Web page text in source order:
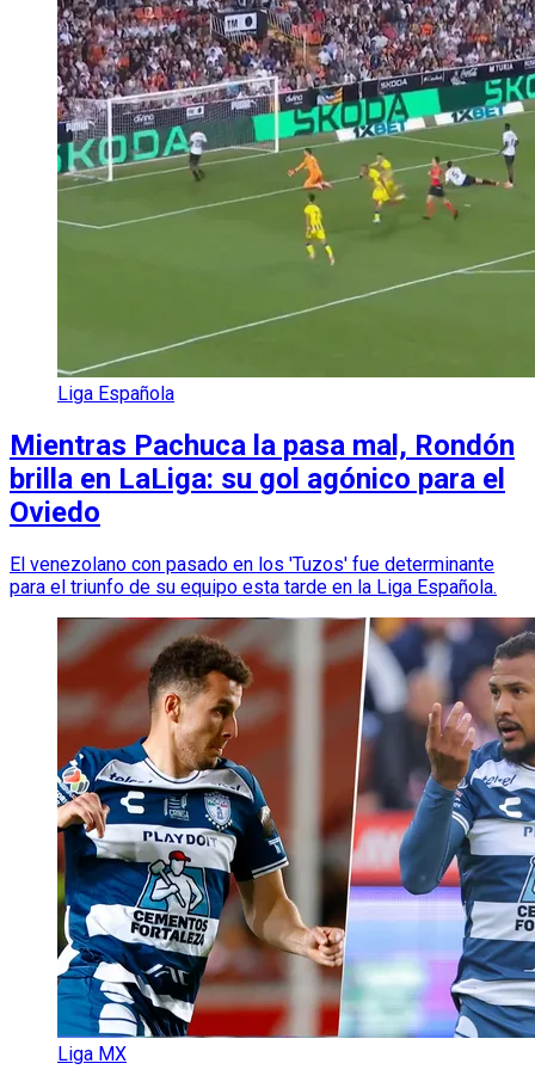
Liga Española
Mientras Pachuca la pasa mal, Rondón
brilla en LaLiga: su gol agónico para el
Oviedo
El venezolano con pasado en los 'Tuzos' fue determinante
para el triunfo de su equipo esta tarde en la Liga Española.
Liga MX